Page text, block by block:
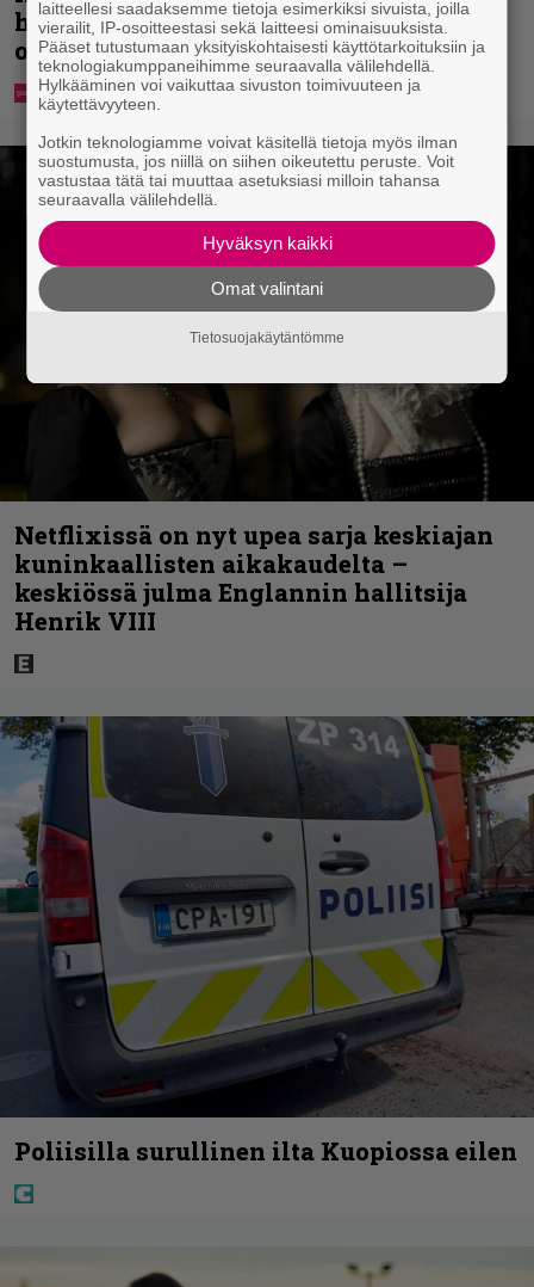
heijastinreppuja – näin voit lunastaa
omasi S-marketista
Netflixissä on nyt upea sarja keskiajan
kuninkaallisten aikakaudelta –
keskiössä julma Englannin hallitsija
Henrik VIII
Poliisilla surullinen ilta Kuopiossa eilen
laitteellesi saadaksemme tietoja esimerkiksi sivuista, joilla
vierailit, IP-osoitteestasi sekä laitteesi ominaisuuksista.
Pääset tutustumaan yksityiskohtaisesti käyttötarkoituksiin ja
teknologiakumppaneihimme seuraavalla välilehdellä.
Hylkääminen voi vaikuttaa sivuston toimivuuteen ja
käytettävyyteen.
Jotkin teknologiamme voivat käsitellä tietoja myös ilman
suostumusta, jos niillä on siihen oikeutettu peruste. Voit
vastustaa tätä tai muuttaa asetuksiasi milloin tahansa
seuraavalla välilehdellä.
Hyväksyn kaikki
Omat valintani
Tietosuojakäytäntömme